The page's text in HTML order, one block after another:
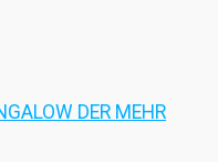
DER MEHR